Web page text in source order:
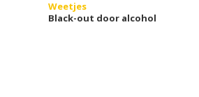
Weetjes
Black-out door alcohol